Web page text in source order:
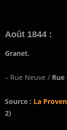
Août 1844 :
Granet.
– Rue Neuve /
Source : La
2)